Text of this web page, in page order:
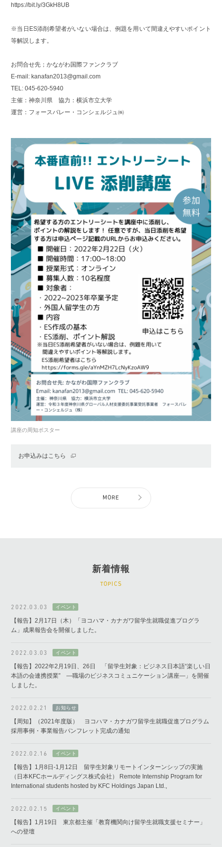
https://bit.ly/3GkH8UB
※当日ES添削希望者がいない場合は、例題を用いて間違えやすいポイント
等解説します。
お問合せ先；かながわ国際ファンクラブ
E-mail: kanafan2013@gmail.com
TEL: 045-620-5940
主催：神奈川県 協力：横浜市立大学
運営：フォースバレー・コンシェルジュ㈱
講座の周知ポスター
お申込みはこちら
MORE
新着情報
TOPICS
2022.03.03
【報告】2月17日（木）「ヨコハマ・カナガワ留学生就職促進プログラ
ム」成果報告会を開催しました。
2022.03.03
【報告】2022年2月19日、26日 「留学生対象：ビジネス日本語“楽しい日
本語の会連携授業” ―職場のビジネスコミュニケーション講座―」を開催
しました。
2022.02.21
【周知】（2021年度版） ヨコハマ・カナガワ留学生就職促進プログラム
採用事例・事業報告パンフレット完成の通知
2022.02.16
【報告】1月8日-1月12日 留学生対象リモートインターンシップの実施
（日本KFCホールディングス株式会社） Remote Internship Program for
International students hosted by KFC Holdings Japan Ltd.,
2022.02.15
【報告】1月19日 東京都主催「教育機関向け留学生就職支援セミナー」
への登壇